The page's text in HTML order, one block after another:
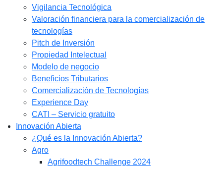
Vigilancia Tecnológica
Valoración financiera para la comercialización de
tecnologías
Pitch de Inversión
Propiedad Intelectual
Modelo de negocio
Beneficios Tributarios
Comercialización de Tecnologías
Experience Day
CATI – Servicio gratuito
Innovación Abierta
¿Qué es la Innovación Abierta?
Agro
Agrifoodtech Challenge 2024